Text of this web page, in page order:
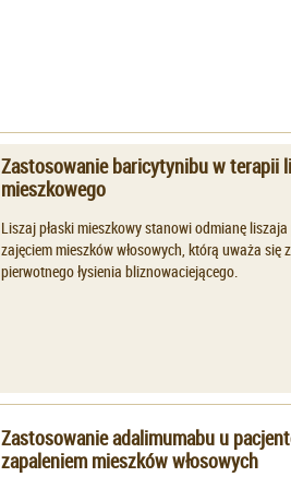
Zastosowanie baricytynibu w terapii
mieszkowego
Liszaj płaski mieszkowy stanowi odmianę
zajęciem mieszków włosowych, którą uważa się
pierwotnego łysienia bliznowaciejącego.
Zastosowanie adalimumabu u
zapaleniem mieszków włosowych